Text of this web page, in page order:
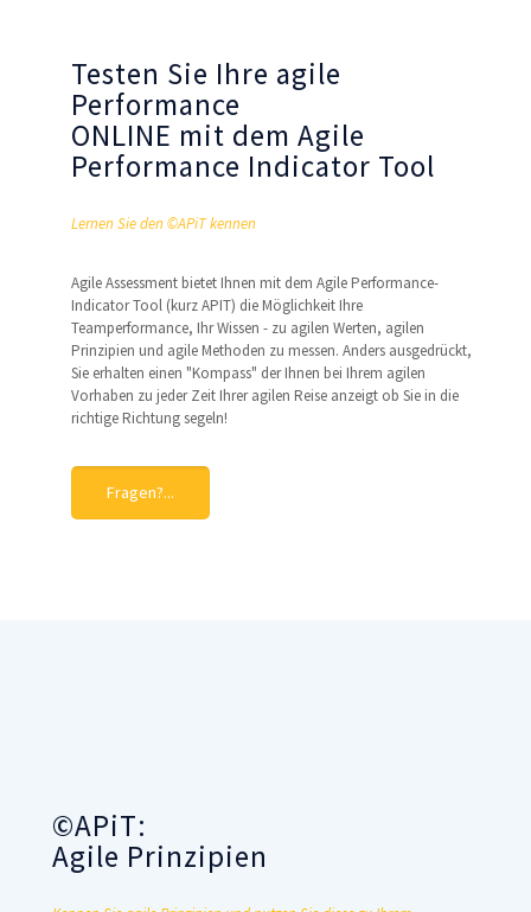
Testen Sie Ihre agile
Performance
ONLINE mit dem Agile
Performance Indicator Tool
Lernen Sie den ©APiT kennen
Agile Assessment bietet Ihnen mit dem Agile Performance-
Indicator Tool (kurz APIT) die Möglichkeit Ihre
Teamperformance, Ihr Wissen - zu agilen Werten, agilen
Prinzipien und agile Methoden zu messen. Anders ausgedrückt,
Sie erhalten einen "Kompass" der Ihnen bei Ihrem agilen
Vorhaben zu jeder Zeit Ihrer agilen Reise anzeigt ob Sie in die
richtige Richtung segeln!
Fragen?...
©APiT:
Agile Prinzipien